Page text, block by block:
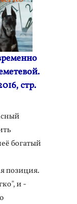
стр.
богатый
позиция.
и -